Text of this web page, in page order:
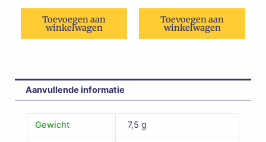
Toevoegen aan
winkelwagen
Toevoegen aan
winkelwagen
Aanvullende informatie
Gewicht 7,5 g